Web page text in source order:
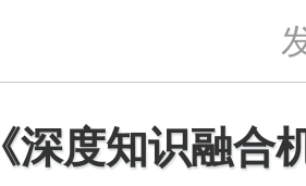
《深度知识融合